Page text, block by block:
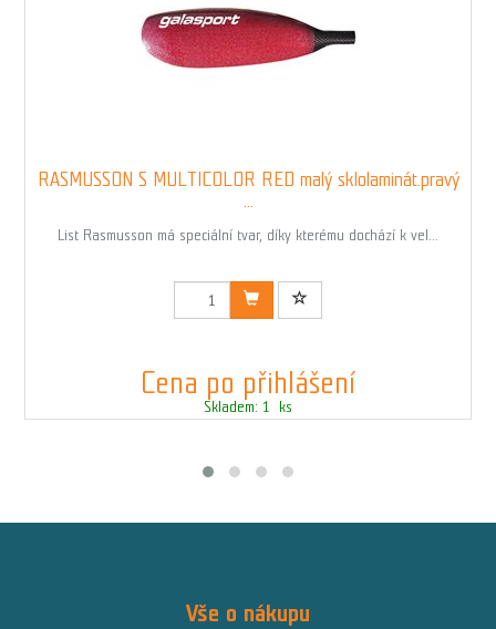
RASMUSSON S MULTICOLOR RED malý sklolaminát.pravý
...
List Rasmusson má speciální tvar, díky kterému dochází k vel...
Kód: 00840RED1N
Cena po přihlášení
Skladem: 1 ks
Vše o nákupu